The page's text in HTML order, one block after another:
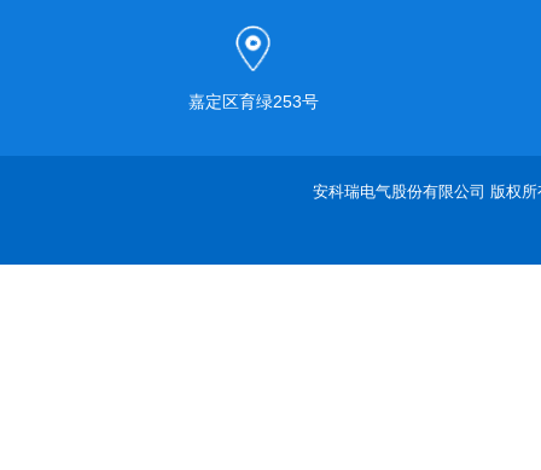
嘉定区育绿253号
安科瑞电气股份有限公司 版权